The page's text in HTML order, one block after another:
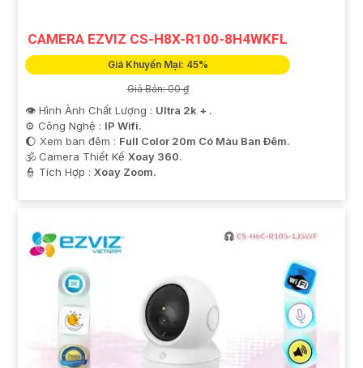
CAMERA EZVIZ CS-H8X-R100-8H4WKFL
Giá Khuyến Mại: 45%
Giá Bán: 00 ₫
👁 Hình Ành Chất Lượng : Ultra 2k + .
⚙ Công Nghệ : IP Wifi.
🌔 Xem ban đêm : Full Color 20m Có Màu Ban Ðêm.
🕉️ Camera Thiết Kế Xoay 360.
️👮 Tích Hợp : Xoay Zoom.